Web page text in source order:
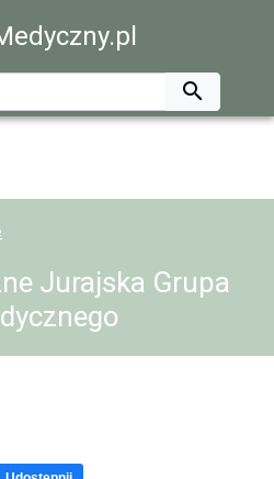

Jurajska Grupa